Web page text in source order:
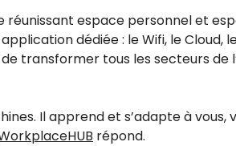
espace personnel et
dédiée : le Wifi, le
transformer tous les secteurs de
Il apprend et s’adapte à vous,
répond.